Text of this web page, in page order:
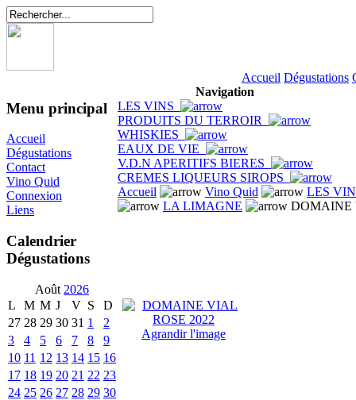
Accueil Dégustations
Menu principal
Accueil
Dégustations
Contact
Vino Quid
Connexion
Liens
Calendrier
Dégustations
Août 2026
L
M M J V S
D
27 28 29 30 31 1
2
3
4 5 6 7 8
9
10 11 12 13 14 15 16
17 18 19 20 21 22 23
24 25 26 27 28 29 30
Navigation
LES VINS
PRODUITS DU TERROIR
WHISKIES
EAUX DE VIE
V.D.N APERITIFS BIERES
CREMES LIQUEURS SIROPS
Accueil
Vino Quid
LES
LA LIMAGNE
DOMAINE
Agrandir l'image